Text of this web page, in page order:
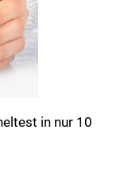
in nur 10